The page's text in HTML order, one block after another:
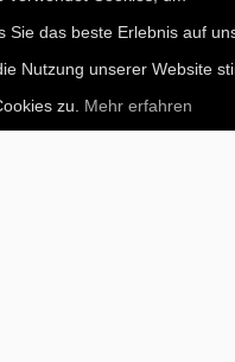
Sie das beste Erlebnis auf
Nutzung unserer Website
zu. Mehr erfahren